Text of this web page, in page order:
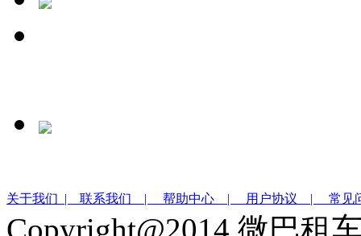
关于我们 | 联系我们 | 帮助中心 | 用户协议 | 常